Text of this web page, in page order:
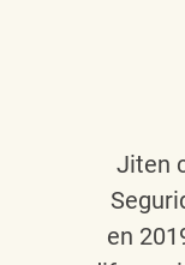
Jiten
en